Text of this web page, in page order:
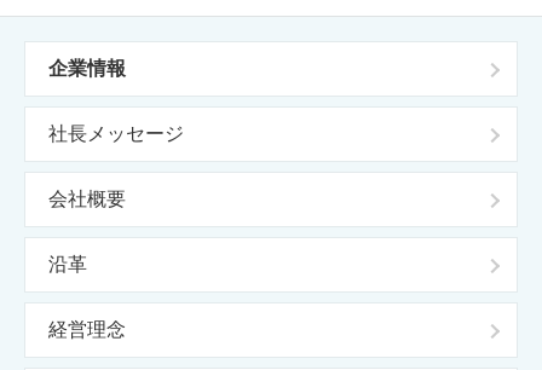
企業情報
社長メッセージ
会社概要
沿革
経営理念